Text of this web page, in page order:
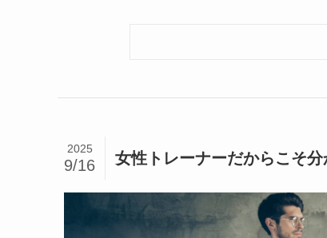
女性トレーナーだからこそ
2025
9/16